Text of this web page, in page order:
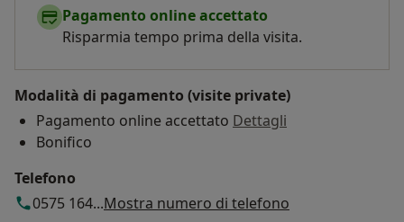
Pagamento online accettato
Risparmia tempo prima della visita.
Modalità di pagamento (visite private)
Pagamento online accettato Dettagli
Bonifico
Telefono
0575 164...Mostra numero di telefono